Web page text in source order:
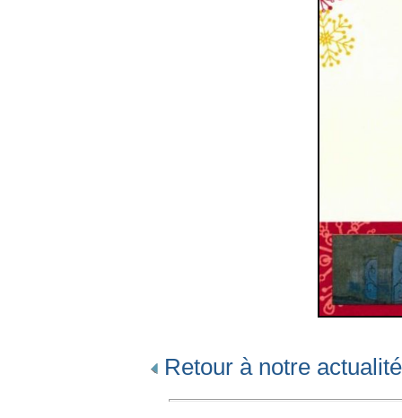
Retour à notre actualité